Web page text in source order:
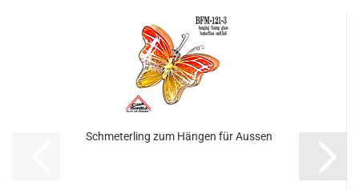
Schmeterling zum Hängen für Aussen